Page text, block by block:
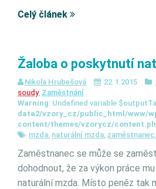
Celý článek
Žaloba o poskytnutí
Nikola Hrubešová 22.1.2015
soudy, Zaměstnání
Warning: Undefined variable
data2/vzory_cz/public_html/www/
content/themes/vzorycz/
mzda, naturální mzda, zaměstnanec,
Zaměstnanec se může se
dohodnout, že za výkon práce
naturální mzda. Místo peněz tak